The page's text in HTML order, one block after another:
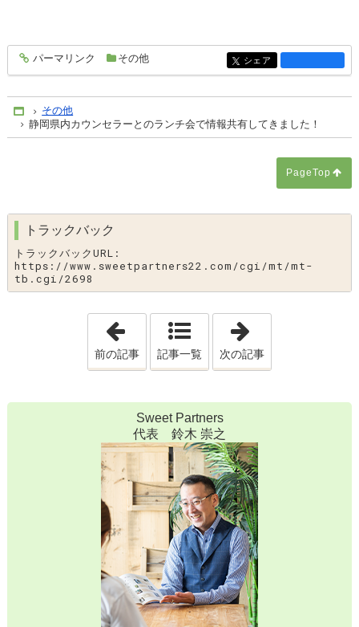
entry2712
パーマリンク その他 entry2712
シェア
Home
その他
静岡県内カウンセラーとのランチ会で情報共有してきました！
PageTop
トラックバック
トラックバックURL:
https://www.sweetpartners22.com/cgi/mt/mt-
tb.cgi/2698
12月婚活スタート！男性会員様のプ
前の記事 記事一覧 次の記事
Sweet Partners
代表 鈴木 崇之